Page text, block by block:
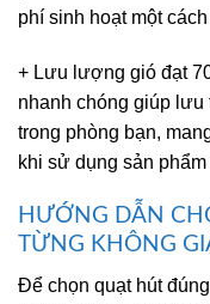
phí sinh hoạt một
+ Lưu lượng gió đạt
nhanh chóng giúp lưu
trong phòng bạn,
khi sử dụng sản
HƯỚNG DẪN
TỪNG KHÔNG
Để chọn quạt hút